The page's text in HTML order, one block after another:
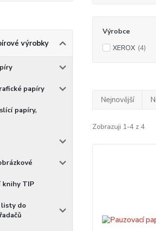
výrobky
papíry
papíry,
knihy TIP
listy do
Výrobce
XEROX (4)
Nejnovější
Zobrazuji 1-4 z 4